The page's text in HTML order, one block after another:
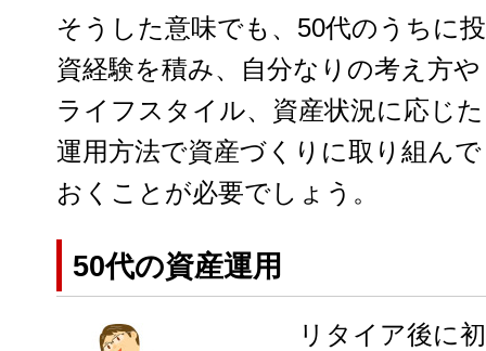
そうした意味でも、50代のうちに投
資経験を積み、自分なりの考え方や
ライフスタイル、資産状況に応じた
運用方法で資産づくりに取り組んで
おくことが必要でしょう。
50代の資産運用
リタイア後に